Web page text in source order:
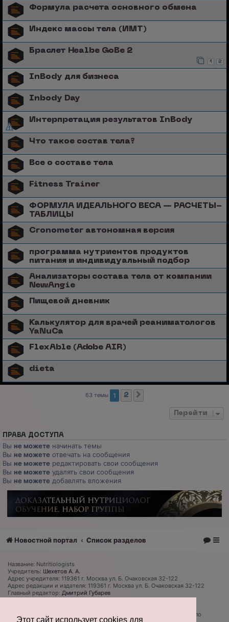
Этот сайт использует cookies для
Формула расчета основного обмена
Индекс массы тела (ИМТ)
Браслет Healbe GoBe 2
1 2
InBody для бизнеса
Inbody Day
Интерпретация результатов InBody
Что такое состав тела?
Все о составе тела
Fitness Trainer
ФОРМУЛА ИДЕАЛЬНОГО ВЕСА — РАСЧЕТЫ-
ТАБЛИЦЫ
Сronometer автономная версия
программа нутриентов продуктов
питания и индивидуальный подбор
Анализаторы состава тела от компании
NewAngie
Пищевой дневник
Калькулятор для врачей реаниматологов
YaNuCa
FlexAble (Adobe AIR)
dieta
63 темы 1 2
Перейти
ПРАВА ДОСТУПА
Вы не можете начинать темы
Вы не можете отвечать на сообщения
Вы не можете редактировать свои сообщения
Вы не можете удалять свои сообщения
Вы не можете добавлять вложения
Новостной портал Список разделов
Название: Nutritiologists
Учредитель: Шехетов А. А.
Адрес учредителя: 119361 г. Москва ул. Б. Очаковская 32-122
Адрес редакции и издателя: 119361 г. Москва ул. Б. Очаковская 32-122
Главный редактор: Дмитрий Губарев
Телефон редакции: +7 (926) 319 81 27
выдано Федеральной службой по